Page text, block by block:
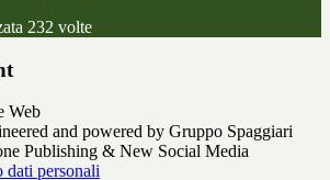
232 volte
and powered by Gruppo Spaggiari
Publishing & New Social Media
dati personali